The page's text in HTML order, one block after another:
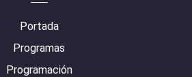
Portada
Programas
Programación